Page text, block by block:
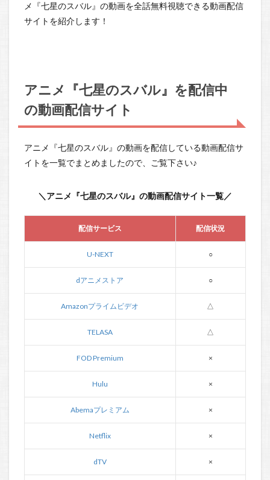
メ『七星のスバル』の動画を全話無料視聴できる動画配信
サイトを紹介します！
アニメ『七星のスバル』を配信中
の動画配信サイト
アニメ『七星のスバル』の動画を配信している動画配信サ
イトを一覧でまとめましたので、ご覧下さい♪
＼アニメ『七星のスバル』の動画配信サイト一覧／
配信サービス 配信状況
U-NEXT ○
dアニメストア ○
Amazonプライムビデオ △
TELASA △
FOD Premium ×
Hulu ×
Abemaプレミアム ×
Netflix ×
dTV ×